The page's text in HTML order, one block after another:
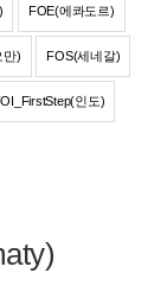
FOE(에콰도르)
만) FOS(세네갈)
인도)